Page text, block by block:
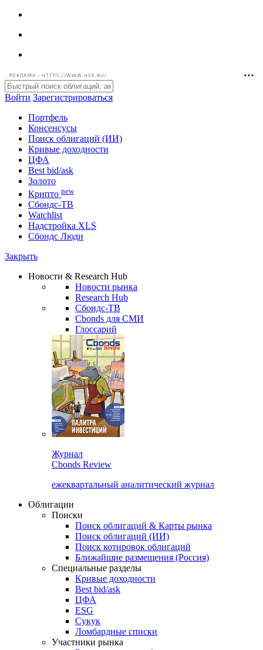
РЕКЛАМА • HTTPS://WWW.HSE.RU/
Войти Зарегистрироваться
Портфель
Консенсусы
Поиск облигаций (ИИ)
Кривые доходности
ЦФА
Best bid/ask
Золото
Крипто new
Watchlist
Сбондс Люди
Новости & Research Hub
Новости рынка
Research Hub
Сбондс-ТВ
Cbonds для СМИ
Глоссарий
Cbonds Review
ежеквартальный аналитический журнал
Облигации
Поиски
Поиск облигаций & Карты рынка
Поиск облигаций (ИИ)
Поиск котировок облигаций
Ближайшие размещения (Россия)
Специальные разделы
Кривые доходности
Best bid/ask
ЦФА